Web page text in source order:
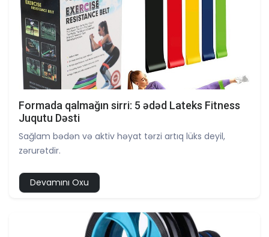
Formada qalmağın sirri: 5 ədəd Lateks Fitness
Juqutu Dəsti
Sağlam bədən və aktiv həyat tərzi artıq lüks deyil,
zərurətdir.
Devamını Oxu